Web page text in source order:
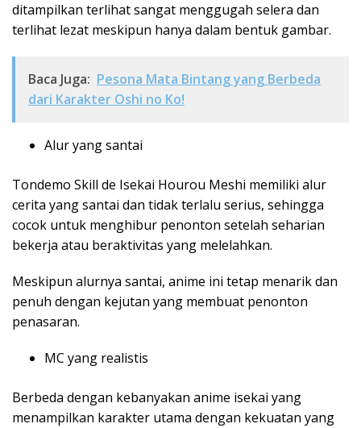
ditampilkan terlihat sangat menggugah selera dan
terlihat lezat meskipun hanya dalam bentuk gambar.
Baca Juga: Pesona Mata Bintang yang Berbeda
dari Karakter Oshi no Ko!
Alur yang santai
Tondemo Skill de Isekai Hourou Meshi memiliki alur
cerita yang santai dan tidak terlalu serius, sehingga
cocok untuk menghibur penonton setelah seharian
bekerja atau beraktivitas yang melelahkan.
Meskipun alurnya santai, anime ini tetap menarik dan
penuh dengan kejutan yang membuat penonton
penasaran.
MC yang realistis
Berbeda dengan kebanyakan anime isekai yang
menampilkan karakter utama dengan kekuatan yang